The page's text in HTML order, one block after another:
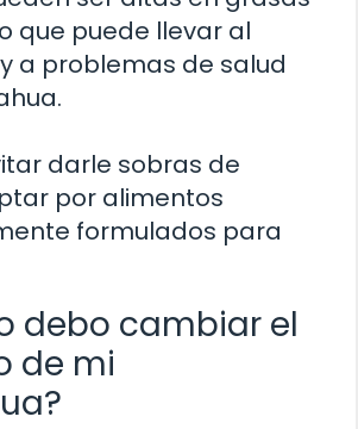
que puede llevar al
a problemas de salud
darle sobras de
por alimentos
formulados para
debo cambiar el
de mi